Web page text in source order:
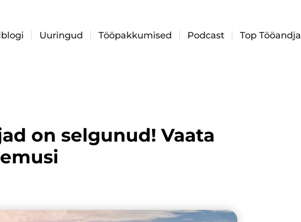
Uuringud Tööpakkumised Podcast Top Tööandja
on selgunud! Vaata